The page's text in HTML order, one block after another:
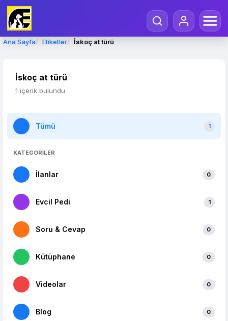
Ana Sayfa Etiketler İskoç at türü
İskoç at türü
1 içerik bulundu
Tümü 1
KATEGORİLER
İlanlar 0
Evcil Pedi 1
Soru & Cevap 0
Kütüphane 0
Videolar 0
Blog 0